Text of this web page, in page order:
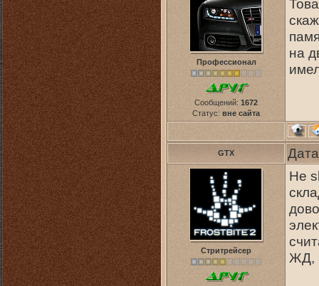
Профессионал
Сообщений: 1672
Статус: вне сайта
на
GTX
Стритрейсер
Не
ЖД,